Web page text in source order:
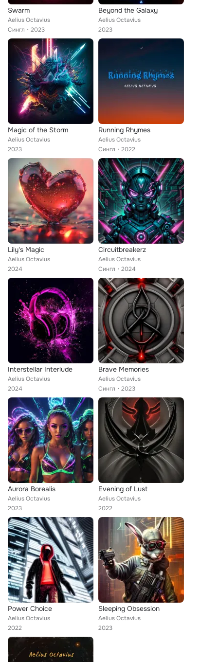
Swarm
Aelius Octavius
Сингл
2023
Beyond the Galaxy
Aelius Octavius
2023
Magic of the Storm
Aelius Octavius
2023
Running Rhymes
Aelius Octavius
Сингл
2022
Lily's Magic
Aelius Octavius
2024
Circuitbreakerz
Aelius Octavius
Сингл
2024
Interstellar Interlude
Aelius Octavius
2024
Brave Memories
Aelius Octavius
Сингл
2023
Aurora Borealis
Aelius Octavius
2023
Evening of Lust
Aelius Octavius
2022
Power Choice
Aelius Octavius
2022
Sleeping Obsession
Aelius Octavius
2023